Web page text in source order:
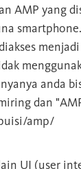
AMP yang
anda
dan
amp/
UI (user